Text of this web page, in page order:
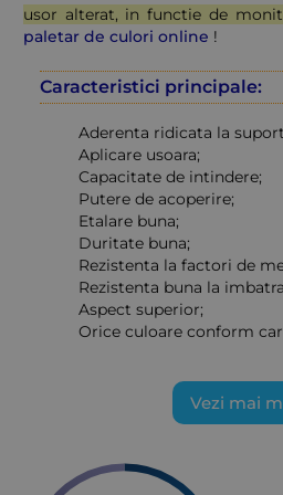
usor alterat, in functie de
paletar de culori online !
Caracteristici principale:
Aderenta ridicata la
Aplicare usoara;
Capacitate de intindere;
Putere de acoperire;
Etalare buna;
Duritate buna;
Rezistenta la factori de
Rezistenta buna la
Aspect superior;
Orice culoare conform
Vezi mai